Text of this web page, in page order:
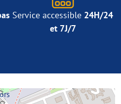
Service accessible 24H/24
et 7J/7